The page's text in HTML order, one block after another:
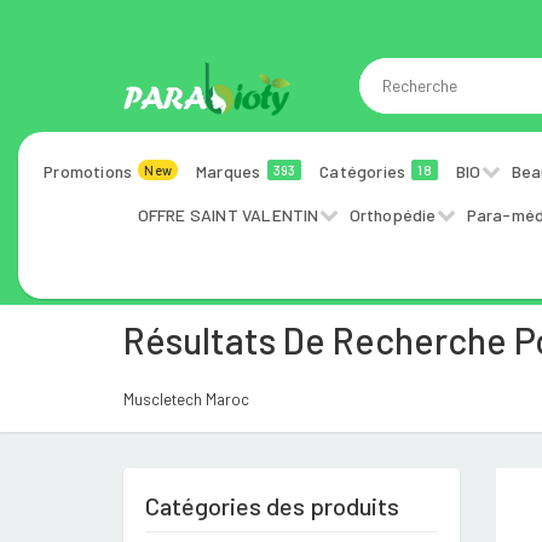
Promotions New Marques 393 Catégories 18 BIO
OFFRE SAINT VALENTIN Orthopédie Para-
Résultats De Recherche
Muscletech Maroc
Catégories des produits